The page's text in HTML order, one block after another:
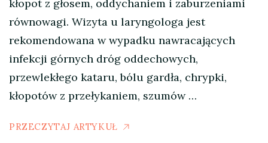
kłopot z głosem, oddychaniem i zaburzeniami
równowagi. Wizyta u laryngologa jest
rekomendowana w wypadku nawracających
infekcji górnych dróg oddechowych,
przewlekłego kataru, bólu gardła, chrypki,
kłopotów z przełykaniem, szumów …
PRZECZYTAJ ARTYKUŁ